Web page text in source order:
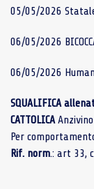
05/05/2026
06/05/2026
06/05/2026
SQUALIFICA
CATTOLICA
Per
Rif. norm.: art 33,